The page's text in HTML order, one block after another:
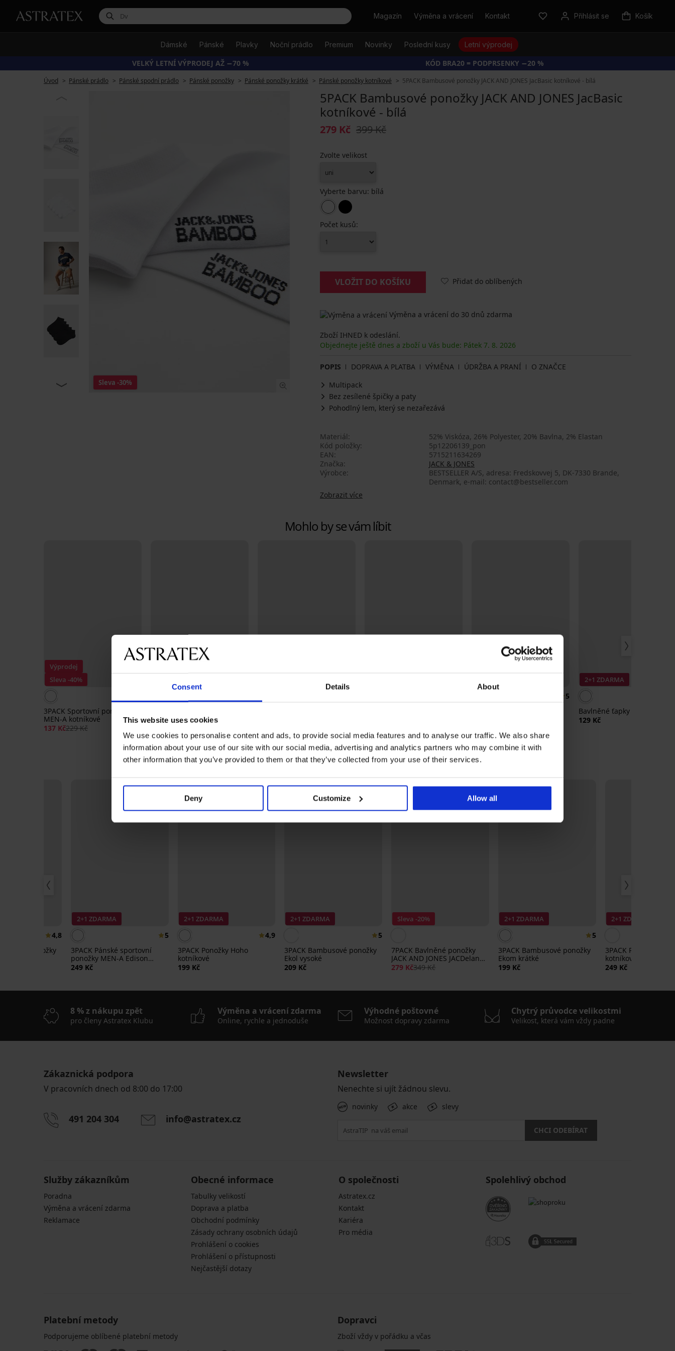
Consent Details About
This website uses cookies
We use cookies to personalise content and ads, to provide social media features and to analyse our traffic. We also share
information about your use of our site with our social media, advertising and analytics partners who may combine it with
other information that you’ve provided to them or that they’ve collected from your use of their services.
Deny Customize Allow all
HledatMagazín Výměna a vrácení Kontakt Přihlásit se Košík
Dámské Pánské Plavky Noční prádlo Premium Novinky Poslední kusy Letní výprodej
VELKÝ LETNÍ VÝPRODEJ AŽ −70 % KÓD BRA20 = PODPRSENKY −20 %
Úvod Pánské prádlo Pánské spodní prádlo Pánské ponožky Pánské ponožky krátké Pánské ponožky kotníkové 5PACK Bambusové ponožky JACK AND JONES JacBasic kotníkové - bílá
Sleva -30%
5PACK Bambusové ponožky JACK AND JONES JacBasic
kotníkové - bílá
279 Kč 399 Kč
Zvolte velikost
Vyberte barvu: bílá
Počet kusů:
VLOŽIT DO KOŠÍKU Přidat do oblíbených
Výměna a vrácení do 30 dnů zdarma
Zboží IHNED k odeslání.
Objednejte ještě dnes a zboží u Vás bude: Pátek 7. 8. 2026
POPIS DOPRAVA A PLATBA VÝMĚNA ÚDRŽBA A PRANÍ
O ZNAČCE
Multipack
Bez zesílené špičky a paty
Pohodlný lem, který se nezařezává
Materiál
52% Viskóza, 26% Polyester, 20% Bavlna, 2% Elastan
Kód položky
5p12206139_pon
EAN
5715211634269
Značka
JACK & JONES
Výrobce
BESTSELLER A/S, adresa: Fredskovvej 5, DK-7330 Brande,
Denmark, e-mail: contact@bestseller.com
Zobrazit více
Mohlo by se vám líbit
Výprodej
Sleva -40%
3PACK Sportovní ponožky
MEN-A kotníkové
137 Kč229 Kč
MEN-A kotníkové
MEN-A vysoké
249 Kč
FILA Invisible kotníkové
5
2+1 ZDARMA
Bavlněné ťapky Verti
129 Kč
Objevte podobné kousky
4,8
ponožky
2+1 ZDARMA
5
3PACK Pánské sportovní
ponožky MEN-A Edison
vysoké
249 Kč
2+1 ZDARMA
4,9
3PACK Ponožky Hoho
kotníkové
199 Kč
2+1 ZDARMA
5
3PACK Bambusové ponožky
Ekol vysoké
209 Kč
Sleva -20%
LIMITED
7PACK Bavlněné ponožky
JACK AND JONES JACDelan
kotníkové
279 Kč349 Kč
2+1 ZDARMA
5
3PACK Bambusové ponožky
Ekom krátké
199 Kč
2+1 ZDARMA
3PACK Ponožky FILA
kotníkové
249 Kč
2+1 ZDARMA
Kč
2+1
ZDARMA
2+1 ZDARMA
ponožky
Invisible
kotníkové
249
2+1 ZDARMA
449
akce
2+1
ZDARMA
8 % z nákupu zpět
pro členy Astratex Klubu
Výměna a vrácení zdarma
Online, rychle a jednoduše
Výhodné poštovné
Možnost dopravy zdarma
Chytrý průvodce velikostmi
Velikost, která vám vždy padne
Zákaznická podpora
V pracovních dnech od 8:00 do 17:00
491 204 304 info@astratex.cz
Newsletter
Nenechte si ujít žádnou slevu.
novinky akce slevy
CHCI ODEBÍRAT
Služby zákazníkům
Poradna
Výměna a vrácení zdarma
Reklamace
Obecné informace
Tabulky velikostí
Doprava a platba
Obchodní podmínky
Zásady ochrany osobních údajů
Prohlášení o cookies
Prohlášení o přístupnosti
Nejčastější dotazy
O společnosti
Astratex.cz
Kontakt
Kariéra
Pro média
Spolehlivý obchod
Platební metody
Podporujeme oblíbené platební metody
Dopravci
Zboží vždy v pořádku a včas